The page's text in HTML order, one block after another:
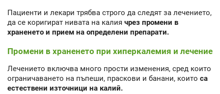
Пациенти и лекари трябва строго да следят за лечението,
да се коригират нивата на калия чрез промени в
храненето и прием на определени препарати.
Промени в храненето при хиперкалемия и лечение
Лечението включва много прости изменения, сред които
ограничаването на пъпеши, праскови и банани, които са
естествени източници на калий.